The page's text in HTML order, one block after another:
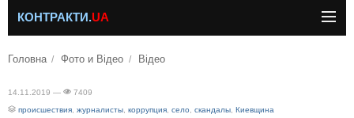
КОНТРАКТИ.UA
Головна Фото и Відео Відео
14.11.2019 —
7409
происшествия журналисты коррупция село скандалы Киевщина